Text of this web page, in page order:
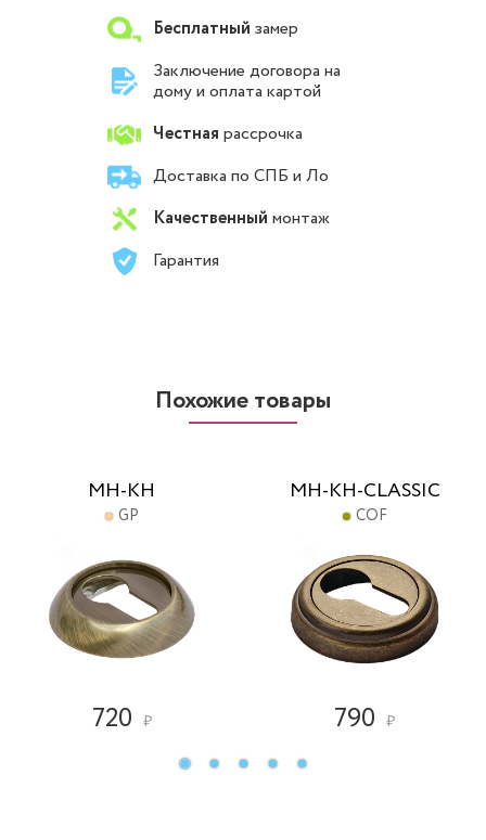
Бесплатный замер
Заключение договора на
дому и оплата картой
Честная рассрочка
Доставка по СПБ и Ло
Качественный монтаж
Гарантия
Похожие товары
MH-KH
GP
720 ₽
MH-KH-CLASSIC
COF
790 ₽